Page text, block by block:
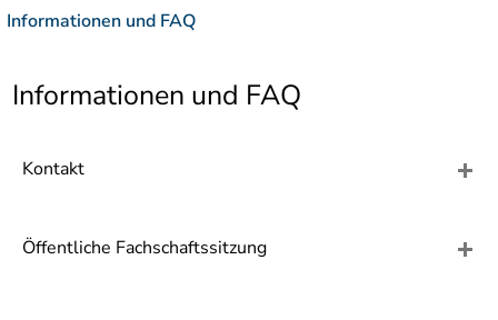
7]
Barrierefreiheit
Informationen und FAQ
Informationen und FAQ
Kontakt
Öffentliche Fachschaftssitzung